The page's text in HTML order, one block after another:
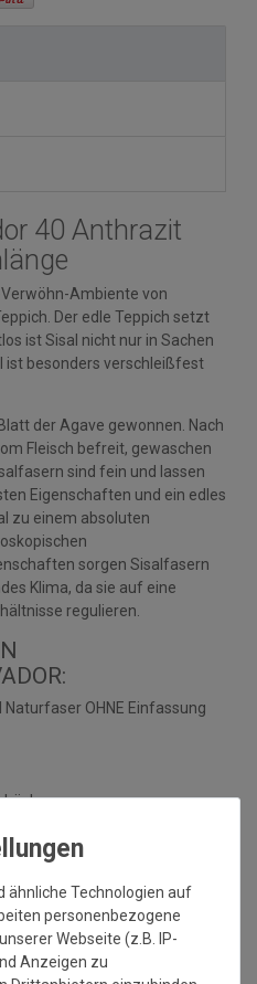
40 Anthrazit
Ambiente von
Der edle Teppich setzt
ist Sisal nicht nur in Sachen
ist besonders verschleißfest
der Agave gewonnen. Nach
Fleisch befreit, gewaschen
sind fein und lassen
Eigenschaften und ein edles
zu einem absoluten
sorgen Sisalfasern
Klima, da sie auf eine
regulieren.
Naturfaser OHNE Einfassung
gr./m²
geeignet
ähnliche Technologien auf
personenbezogene
Webseite (z.B. IP-
Anzeigen zu